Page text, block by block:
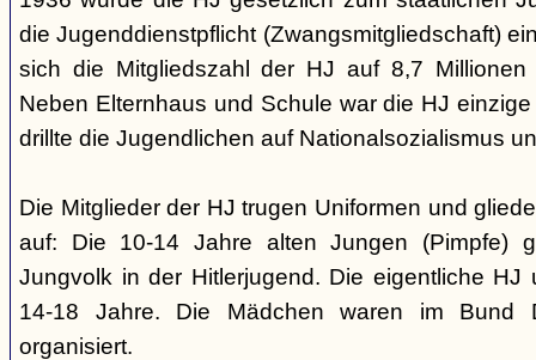
die Jugenddienstpflicht (Zwangsmitgliedschaft)
sich die Mitgliedszahl der HJ auf 8,7 Millionen
Neben Elternhaus und Schule war die HJ
drillte die Jugendlichen auf Nationalsozialismus
Die Mitglieder der HJ trugen Uniformen und
auf: Die 10-14 Jahre alten Jungen (Pimpfe)
Jungvolk in der Hitlerjugend. Die eigentliche HJ
14-18 Jahre. Die Mädchen waren im Bund
organisiert.